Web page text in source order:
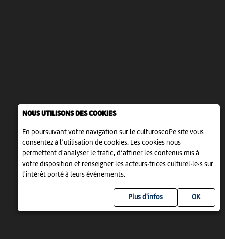
NOUS UTILISONS DES COOKIES
En poursuivant votre navigation sur le culturoscoPe site vous
consentez à l’utilisation de cookies. Les cookies nous
permettent d'analyser le trafic, d’affiner les contenus mis à
votre disposition et renseigner les acteurs·trices culturel·le·s sur
l'intérêt porté à leurs événements.
Plus d'infos